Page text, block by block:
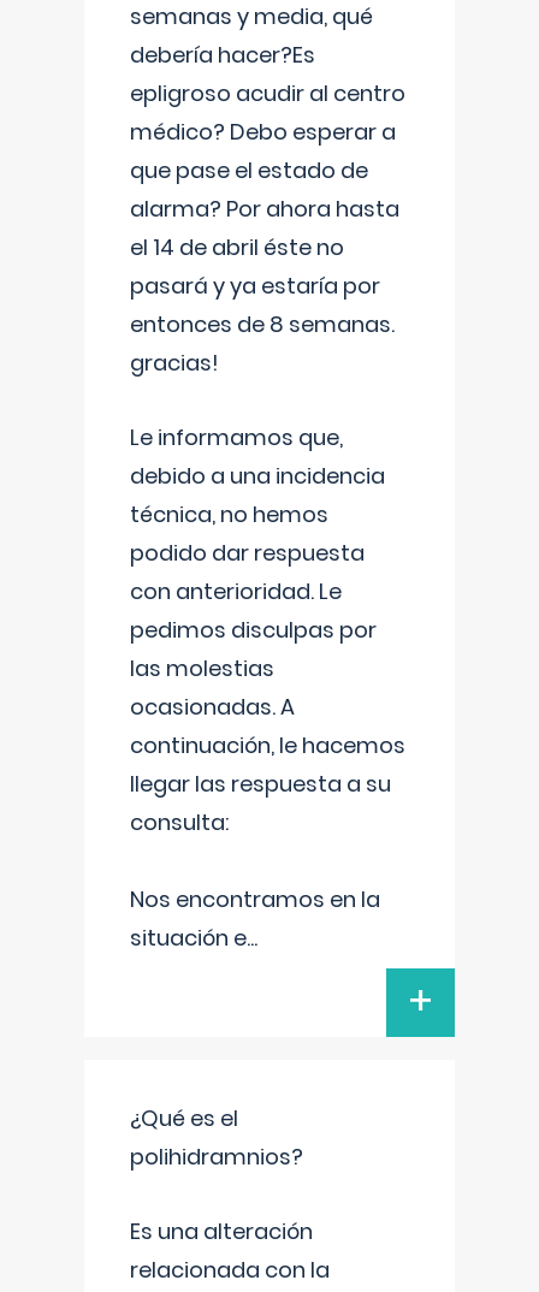
semanas y media, qué
debería hacer?Es
epligroso acudir al centro
médico? Debo esperar a
que pase el estado de
alarma? Por ahora hasta
el 14 de abril éste no
pasará y ya estaría por
entonces de 8 semanas.
gracias!
Le informamos que,
debido a una incidencia
técnica, no hemos
podido dar respuesta
con anterioridad. Le
pedimos disculpas por
las molestias
ocasionadas. A
continuación, le hacemos
llegar las respuesta a su
consulta:
Nos encontramos en la
situación e...
+
¿Qué es el
polihidramnios?
Es una alteración
relacionada con la